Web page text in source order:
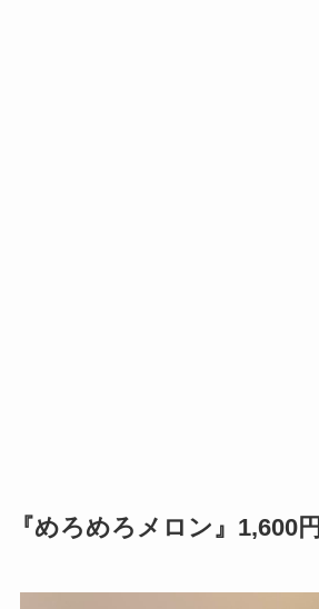
『めろめろメロン』1,600円